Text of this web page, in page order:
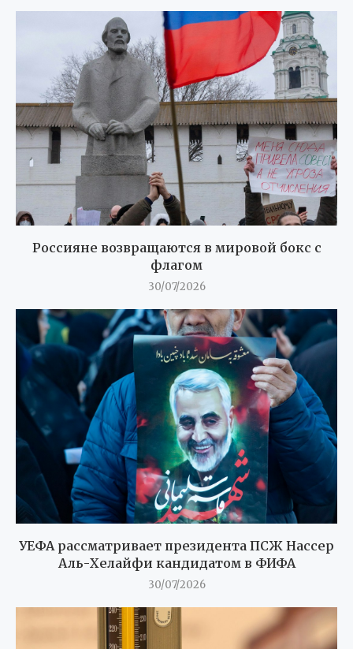
Россияне возвращаются в мировой бокс с
флагом
30/07/2026
УЕФА рассматривает президента ПСЖ Нассер
Аль-Хелайфи кандидатом в ФИФА
30/07/2026